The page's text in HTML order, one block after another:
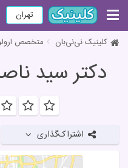
تهران
کلینیک نی‌نی‌بان متخصص
دکتر سید
اشتراک‌گذاری